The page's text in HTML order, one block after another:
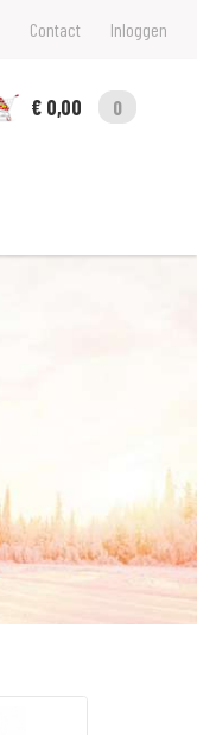
Contact Inloggen
€ 0,00
0